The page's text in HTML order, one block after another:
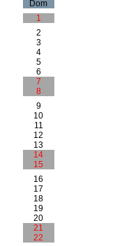
Dom
1
2
3
4
5
6
7
8
9
10
11
12
13
14
15
16
17
18
19
20
21
22